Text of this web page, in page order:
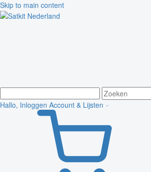
Skip to main content
Hallo, Inloggen Account & Lijsten